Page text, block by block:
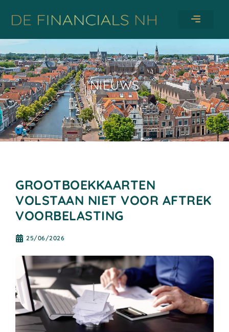
NIEUWS
GROOTBOEKKAARTEN
VOLSTAAN NIET VOOR AFTREK
VOORBELASTING
25/06/2026